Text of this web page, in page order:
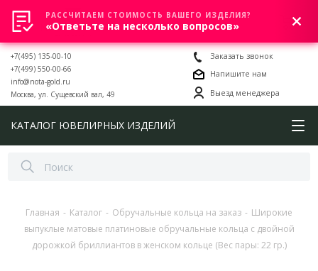
0
+7(495) 135-00-10
+7(499) 550-00-66
info@nota-gold.ru
Москва, ул. Сущевский вал, 49
Заказать звонок
Напишите нам
Выезд менеджера
КАТАЛОГ ЮВЕЛИРНЫХ ИЗДЕЛИЙ
Главная - Каталог - Обручальные кольца на заказ - Широкие
выпуклые матовые платиновые обручальные кольца с двойной
дорожкой бриллиантов в женском кольце (Вес пары: 22 гр.)
РАССЧИТАЕМ СТОИМОСТЬ ВАШЕГО ИЗДЕЛИЯ?
«Ответьте на несколько вопросов»